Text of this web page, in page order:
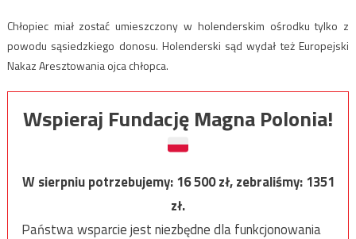
Chłopiec miał zostać umieszczony w holenderskim ośrodku tylko z
powodu sąsiedzkiego donosu. Holenderski sąd wydał też Europejski
Nakaz Aresztowania ojca chłopca.
Wspieraj Fundację Magna Polonia!
W sierpniu potrzebujemy:16 500zł, zebraliśmy:1351
zł.
Państwa wsparcie jest niezbędne dla funkcjonowania